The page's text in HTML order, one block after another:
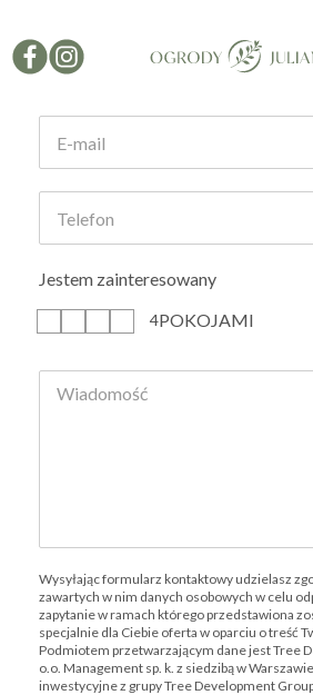
Jestem zainteresowany
4POKOJAMI
Wysyłając formularz kontaktowy udzielasz
zawartych w nim danych osobowych w celu
zapytanie w ramach którego przedstawiona
specjalnie dla Ciebie oferta w oparciu o treść
Podmiotem przetwarzającym dane jest Tree
o.o. Management sp. k. z siedzibą w
inwestycyjne z grupy Tree Development